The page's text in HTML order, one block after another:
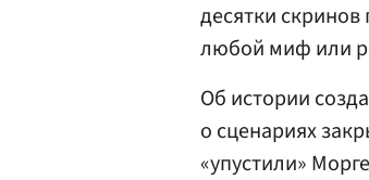
десятки
любой миф или
Об истории
о сценариях
«упустили»